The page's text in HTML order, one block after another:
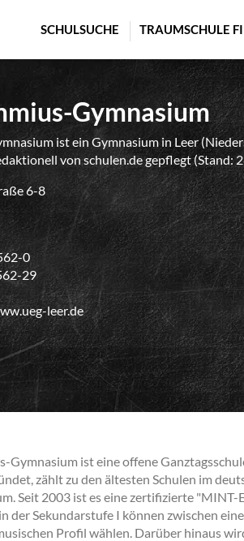
SCHULSUCHE TRAUMSCHULE
Gymnasium
ist ein Gymnasium in Leer
von schulen.de gepflegt (Stand:
6-8
0
29
leer.de
Gymnasium ist eine offene
zählt zu den ältesten Schulen im
Seit 2003 ist es eine zertifizierte "MINT-
der Sekundarstufe I können zwischen
Profil wählen. Darüber hinaus